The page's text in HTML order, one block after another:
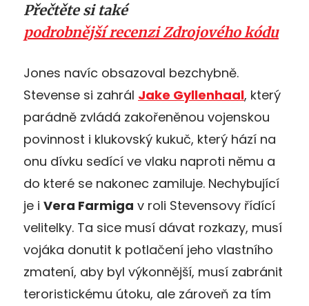
Přečtěte si také
podrobnější recenzi Zdrojového kódu
Jones navíc obsazoval bezchybně.
Stevense si zahrál Jake Gyllenhaal, který
parádně zvládá zakořeněnou vojenskou
povinnost i klukovský kukuč, který hází na
onu dívku sedící ve vlaku naproti němu a
do které se nakonec zamiluje. Nechybující
je i Vera Farmiga v roli Stevensovy řídící
velitelky. Ta sice musí dávat rozkazy, musí
vojáka donutit k potlačení jeho vlastního
zmatení, aby byl výkonnější, musí zabránit
teroristickému útoku, ale zároveň za tím